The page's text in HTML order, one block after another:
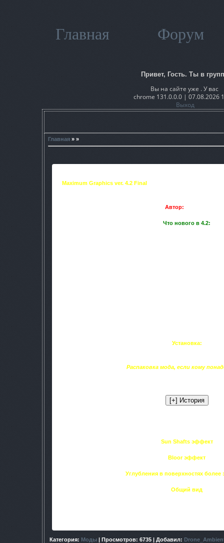
Главная Форум
Привет, Гость. Ты в
Вы на сайте уже . У вас
chrome 131.0.0.0 | 07.08.2026
Выход
Главная » »
Maximum Graphics ver. 4.2 Final- это улучшенная графика
Автор:
Что нового в 4.2:
Установка:
Распаковка мода, если кому
Sun Shafts эффект
Bloor эффект
Углубления в поверхностях более
Общий вид
Категория: Моды | Просмотров: 6735 | Добавил: